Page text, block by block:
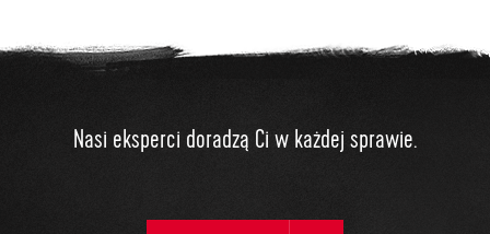
Nasi eksperci doradzą Ci w każdej sprawie.